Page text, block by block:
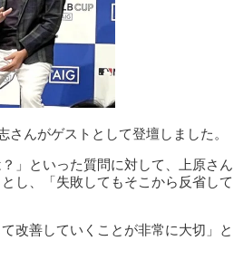
んがゲストとして登壇しました。
」といった質問に対して、上原さん
し、「失敗してもそこから反省して
改善していくことが非常に大切」と